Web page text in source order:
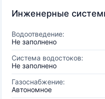
Инженерные
Водоотведение:
Не заполнено
Система водостоков:
Не заполнено
Газоснабжение:
Автономное